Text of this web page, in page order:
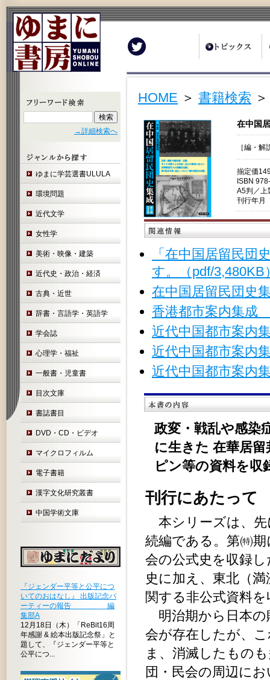
→詳細検索へ
ゆまに学芸選書ULULA
環境問題
近代文学
女性学
美術・映像・建築
近代史・政治・経済
古典・近世
辞書・言語学・英語学
学会誌
心理学・福祉
一般書・児童書
目次文庫
書誌書目
DVD・CD・ビデオ
マイクロフィルム
電子書籍
漢字文化研究叢書
中国学術文庫
『ジェンダー平等と公平につ
いてのおはなし』 出版記念パ
ーティーの報告 編
集部A
12月18日（木）「ReBit16周
年感謝 & 絵本出版記念祭」と
題して、『ジェンダー平等と
公平につ...
HOME ＞ 書籍検索
在中国
［編・解
揃定価
ISBN
A5判／上
刊行年
「在中国居留民
す。（pdf/3,480KB
在中国居留民団史
香港都市案内集成
近代中国都市案
近代中国都市案
近代中国都市案
政変・戦乱や感染
に生きた 在華居
ピン等の資料を収
刊行にあた
本シリーズは、先
続編である。第㈵
会の公式史を収録
史に加え、東北（
関する非公式資料
明治期から日本の
会が存在したが、
ま、消滅したもの
団・民会の周辺に